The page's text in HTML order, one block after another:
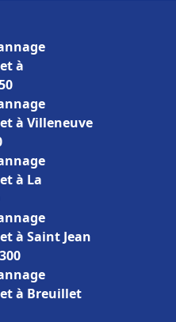
à
à Villeneuve
à La
à Saint Jean
à Breuillet